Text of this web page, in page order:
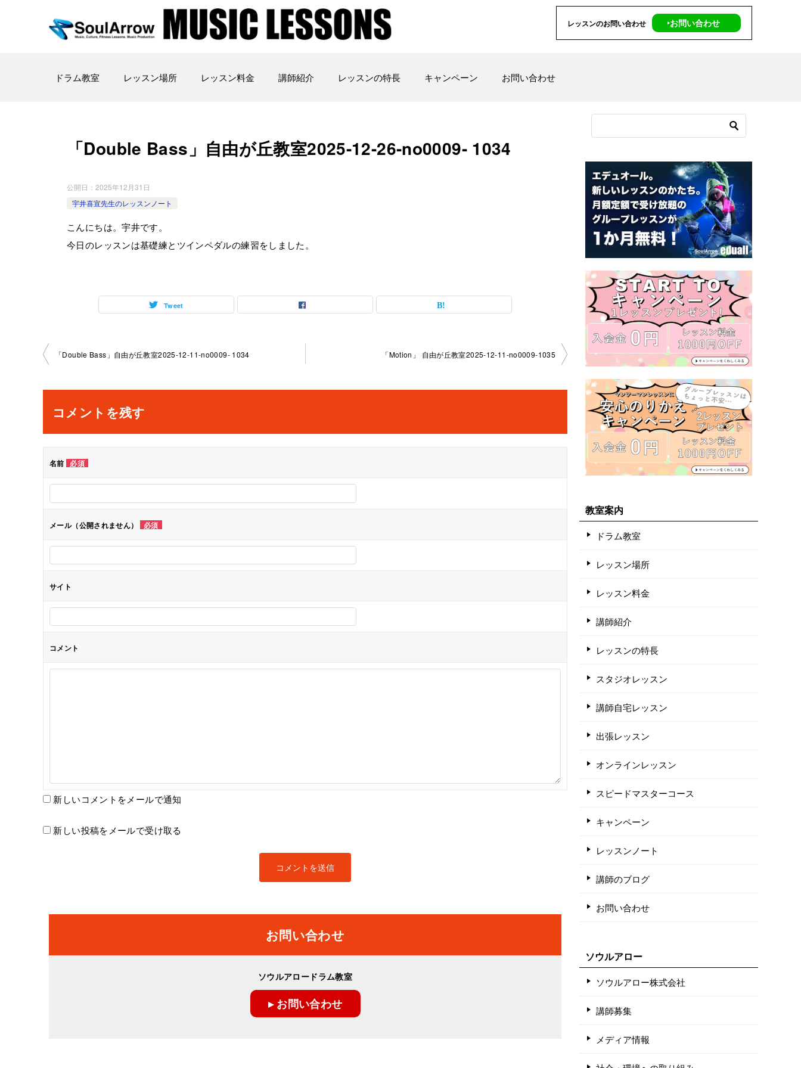
レッスンのお問い合わせ ‣お問い合わせ
ドラム教室 レッスン場所 レッスン料金 講師紹介 レッスンの特長 キャンペーン お問い合わせ
「Double Bass」自由が丘教室2025-12-26-no0009- 1034
公開日： 2025年12月31日
宇井喜宣先生のレッスンノート
こんにちは。宇井です。
今日のレッスンは基礎練とツインペダルの練習をしました。
Tweet
投
ナ
ビ
ゲ
ー
シ
ョ
「Double Bass」自由が丘教室2025-12-11-no0009- 1034 「Motion」 自由が丘教室2025-12-11-no0009-1035
コメントを残す
名前 必須
メール（公開されません） 必須
サイト
コメント
新しいコメントをメールで通知
新しい投稿をメールで受け取る
お問い合わせ
ソウルアロードラム教室
▸ お問い合わせ
教室案内
ドラム教室
レッスン場所
レッスン料金
講師紹介
レッスンの特長
スタジオレッスン
講師自宅レッスン
出張レッスン
オンラインレッスン
スピードマスターコース
キャンペーン
レッスンノート
講師のブログ
お問い合わせ
ソウルアロー
ソウルアロー株式会社
講師募集
メディア情報